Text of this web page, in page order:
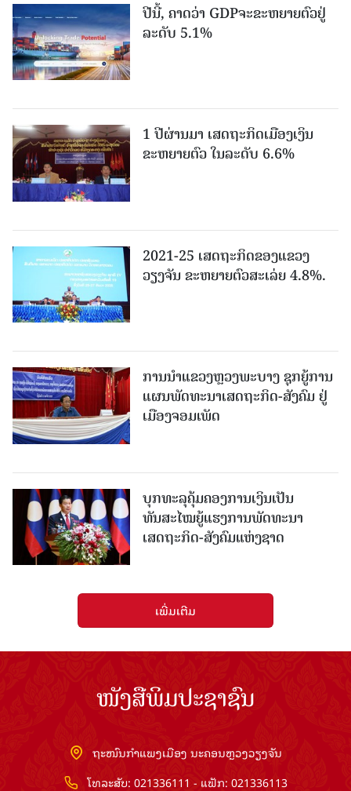
ປີນີ້, ຄາດວ່າ GDPຈະຂະຫຍາຍຕົວຢູ່
ລະດັບ 5.1%
1 ປີຜ່ານມາ ເສດຖະກິດເມືອງເງິນ
ຂະຫຍາຍຕົວ ໃນລະດັບ 6.6%
2021-25 ເສດຖະກິດຂອງແຂວງ
ວຽງຈັນ ຂະຫຍາຍຕົວສະເລ່ຍ 4.8%.
ການນຳແຂວງຫຼວງພະບາງ ຊຸກຍູ້ການ
ແຜນພັດທະນາເສດຖະກິດ-ສັງຄົມ ຢູ່
ເມືອງຈອມເພັດ
ບຸກທະລຸຄຸ້ມຄອງການເງິນເປັນ
ທັນສະໄໝຍູ້ແຮງການພັດທະນາ
ເສດຖະກິດ-ສັງຄົມແຫ່ງຊາດ
ເພີ່ມເຕີມ
ໜັງສືພິມປະຊາຊົນ
ຖະໜົນກຳແພງເມືອງ ນະຄອນຫຼວງວຽງຈັນ
ໂທລະສັບ: 021336111 - ແຟັກ: 021336113